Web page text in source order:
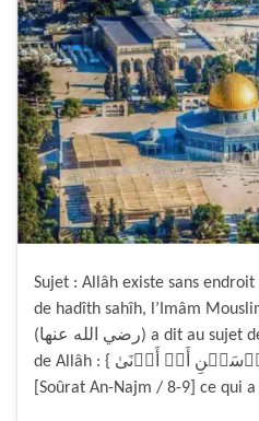
Sujet : Allâh existe sans
de hadîth sahîh, l’Imâm
(رضي الله عنها) a dit au sujet de l’explication de la parole
de Allâh : { ثُمَّ دَنَا فَتَدَلَّىٰ فَكَانَ قَابَ قَوۡسَيۡنِ أَوۡ أَدۡنَىٰ}
[Soûrat An-Najm / 8-9] ce qui